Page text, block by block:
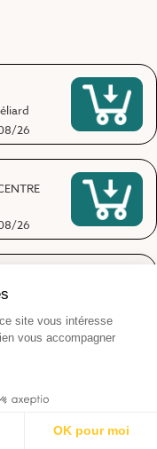
26
26
26